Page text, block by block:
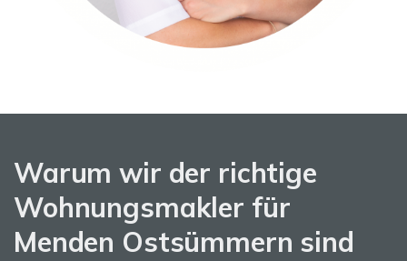
Warum wir der richtige
Wohnungsmakler für
Menden Ostsümmern sind